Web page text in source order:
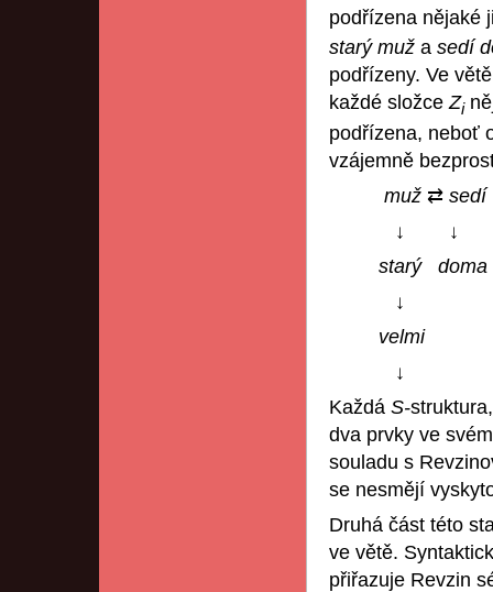
podřízena nějaké
starý muž a sedí
podřízeny. Ve
každé složceZi
podřízena, neboť
vzájemně
muž ⇄ sedí
↓ ↓
starý
doma
↓
velmi
↓
Každá S-
dva prvky ve
souladu s
se nesmějí
Druhá část této
ve větě.
přiřazuje Revzin